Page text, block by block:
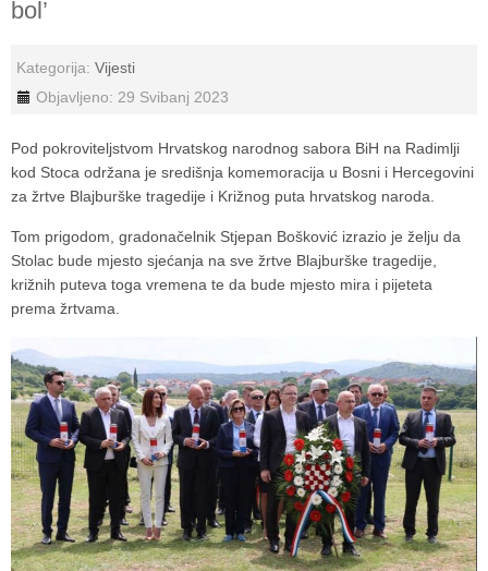
bol’
Kategorija: Vijesti
Objavljeno: 29 Svibanj 2023
Pod pokroviteljstvom Hrvatskog narodnog sabora BiH na Radimlji
kod Stoca održana je središnja komemoracija u Bosni i Hercegovini
za žrtve Blajburške tragedije i Križnog puta hrvatskog naroda.
Tom prigodom, gradonačelnik Stjepan Bošković izrazio je želju da
Stolac bude mjesto sjećanja na sve žrtve Blajburške tragedije,
križnih puteva toga vremena te da bude mjesto mira i pijeteta
prema žrtvama.